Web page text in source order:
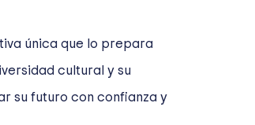
única que lo prepara
cultural y su
su futuro con confianza y